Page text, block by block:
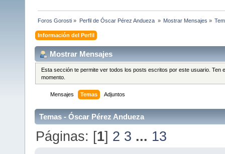
Foros Gorosti » Perfil de Óscar Pérez Andueza » Mostrar Mensajes »
Información del Perfil
Mostrar Mensajes
Esta sección te permite ver todos los posts escritos por este usuario.
momento.
Mensajes Temas Adjuntos
Temas - Óscar Pérez Andueza
Páginas: [1] 2 3 ... 13